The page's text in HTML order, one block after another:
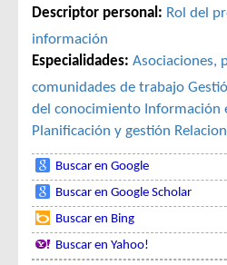
Descriptor personal: Rol del
información
Especialidades: Asociaciones,
comunidades de trabajo
del conocimiento Información
Planificación y gestión
Buscar en Google
Buscar en Google Scholar
Buscar en Bing
Buscar en Yahoo!